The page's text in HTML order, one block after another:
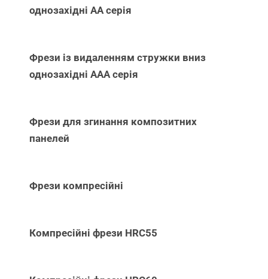
однозахідні АА серія
Фрези із видаленням стружки вниз
однозахідні ААА серія
Фрези для згинання композитних
панелей
Фрези компресійні
Компресійні фрези HRC55